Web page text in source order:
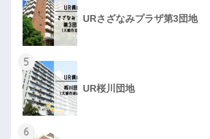
URさざなみプラザ第3団地
5
UR桜川団地
6